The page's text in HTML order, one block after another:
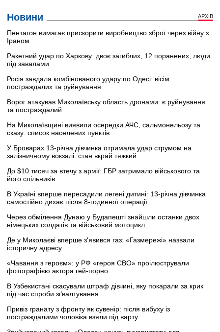
Новини АРХІВ
Пентагон вимагає прискорити виробництво зброї через війну з
Іраном
Ракетний удар по Харкову: двоє загиблих, 12 поранених, люди
під завалами
Росія завдала комбінованого удару по Одесі: вісім
постраждалих та руйнування
Ворог атакував Миколаївську область дронами: є руйнування
та постраждалий
На Миколаївщині виявили осередки АЧС, сальмонельозу та
сказу: список населених пунктів
У Броварах 13-річна дівчинка отримала удар струмом на
залізничному вокзалі: стан вкрай тяжкий
До $10 тисяч за втечу з армії: ГБР затримало військового та
його спільників
В Україні вперше пересадили легені дитині: 13-річна дівчинка
самостійно дихає після 8-годинної операції
Через обмілення Дунаю у Будапешті знайшли останки двох
німецьких солдатів та військовий мотоцикл
Де у Миколаєві вперше з'явився газ: «Газмережі» назвали
історичну адресу
«Чавання з героєм»: у РФ «героя СВО» проілюстрували
фотографією актора гей-порно
В Узбекистані скасували штраф дівчині, яку покарали за крик
під час спроби зґвалтування
Привіз гранату з фронту як сувенір: після вибуху із
постраждалими чоловіка взяли під варту